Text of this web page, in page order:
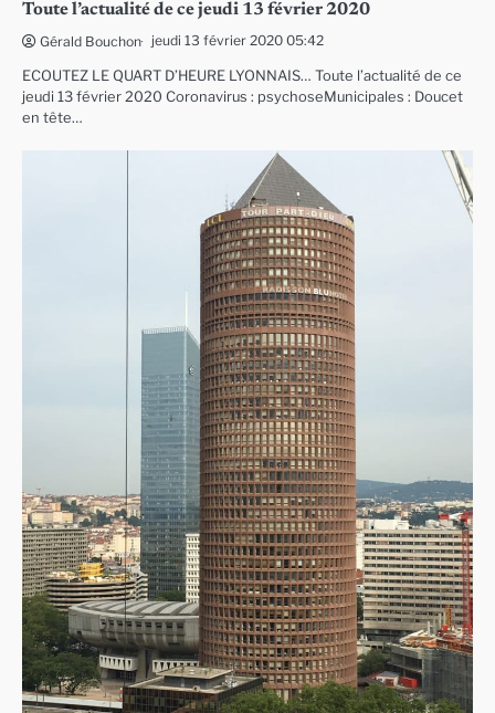
Toute l’actualité de ce jeudi 13 février 2020
Gérald Bouchon jeudi 13 février 2020 05:42
ECOUTEZ LE QUART D’HEURE LYONNAIS… Toute l’actualité de ce
jeudi 13 février 2020 Coronavirus : psychoseMunicipales : Doucet
en tête…